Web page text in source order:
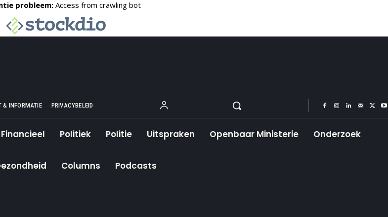
& INFORMATIE PRIVACYBELEID
Financieel Politiek Politie Uitspraken Openbaar Ministerie Onderzoek
Columns Podcasts